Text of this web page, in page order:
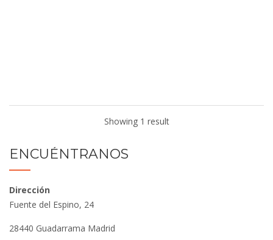
Showing 1 result
ENCUÉNTRANOS
Dirección
Fuente del Espino, 24
28440 Guadarrama Madrid